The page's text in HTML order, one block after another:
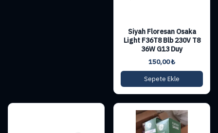
Siyah Floresan Osaka
Light F36T8 Blb 230V T8
36W G13 Duy
150,00₺
Sepete Ekle